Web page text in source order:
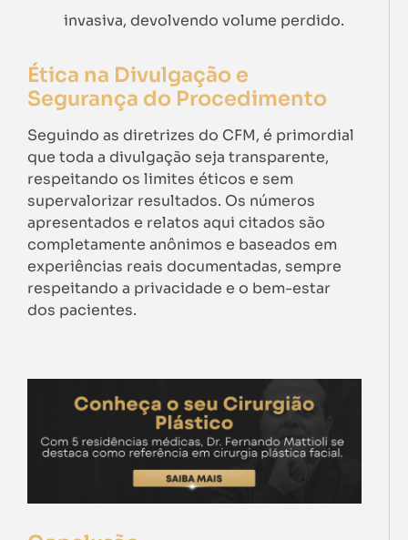
invasiva, devolvendo volume perdido.
Ética na Divulgação e
Segurança do Procedimento
Seguindo as diretrizes do CFM, é primordial
que toda a divulgação seja transparente,
respeitando os limites éticos e sem
supervalorizar resultados. Os números
apresentados e relatos aqui citados são
completamente anônimos e baseados em
experiências reais documentadas, sempre
respeitando a privacidade e o bem-estar
dos pacientes.